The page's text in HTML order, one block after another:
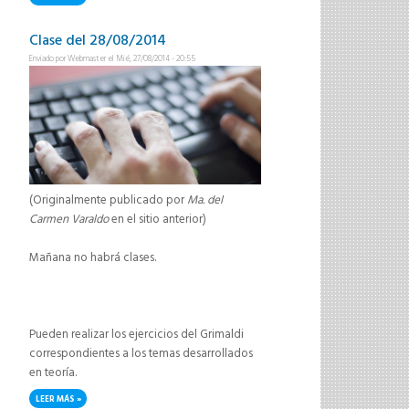
Clase del 28/08/2014
Enviado porWebmasterel Mié, 27/08/2014 - 20:55
(Originalmente publicado porMa. del
Carmen Varaldoen el sitio anterior)
Mañana no habrá clases.
Pueden realizar los ejercicios del Grimaldi
correspondientes a los temas desarrollados
en teoría.
LEER MÁS SOBRE CLASE DEL 28/08/2014